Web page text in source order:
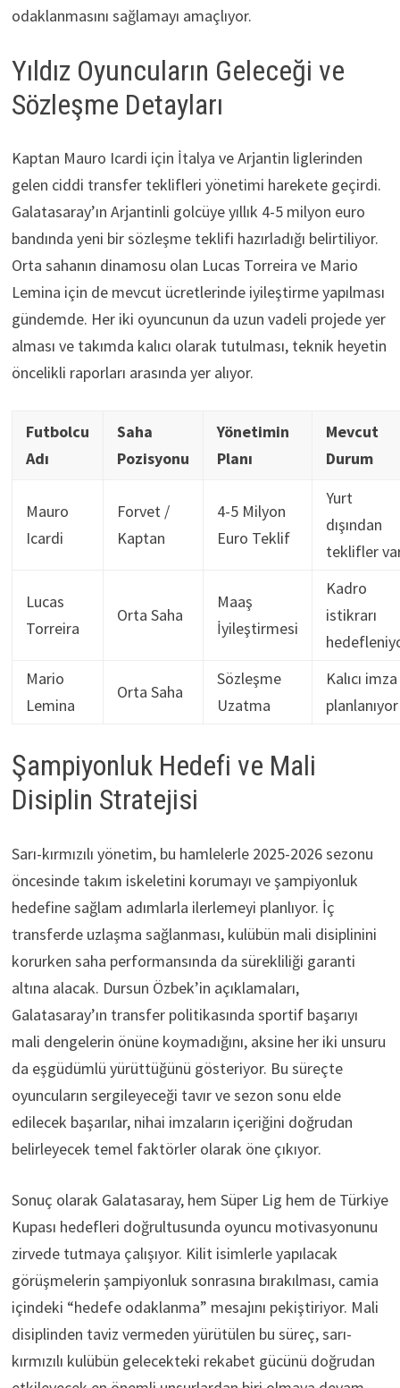
odaklanmasını sağlamayı amaçlıyor.
Yıldız Oyuncuların Geleceği ve
Sözleşme Detayları
Kaptan Mauro Icardi için İtalya ve Arjantin liglerinden
gelen ciddi transfer teklifleri yönetimi harekete geçirdi.
Galatasaray’ın Arjantinli golcüye yıllık 4-5 milyon euro
bandında yeni bir sözleşme teklifi hazırladığı belirtiliyor.
Orta sahanın dinamosu olan Lucas Torreira ve Mario
Lemina için de mevcut ücretlerinde iyileştirme yapılması
gündemde. Her iki oyuncunun da uzun vadeli projede yer
alması ve takımda kalıcı olarak tutulması, teknik heyetin
öncelikli raporları arasında yer alıyor.
Futbolcu
Adı
Saha
Pozisyonu
Yönetimin
Planı
Mevcut
Durum
Mauro
Icardi
Forvet /
Kaptan
4-5 Milyon
Euro Teklif
Yurt
dışından
teklifler
Lucas
Torreira
Orta Saha
Maaş
İyileştirmesi
Kadro
istikrarı
Mario
Lemina
Orta Saha
Sözleşme
Uzatma
Kalıcı imza
planlanıyor
Şampiyonluk Hedefi ve Mali
Disiplin Stratejisi
Sarı-kırmızılı yönetim, bu hamlelerle 2025-2026 sezonu
öncesinde takım iskeletini korumayı ve şampiyonluk
hedefine sağlam adımlarla ilerlemeyi planlıyor. İç
transferde uzlaşma sağlanması, kulübün mali disiplinini
korurken saha performansında da sürekliliği garanti
altına alacak. Dursun Özbek’in açıklamaları,
Galatasaray’ın transfer politikasında sportif başarıyı
mali dengelerin önüne koymadığını, aksine her iki unsuru
da eşgüdümlü yürüttüğünü gösteriyor. Bu süreçte
oyuncuların sergileyeceği tavır ve sezon sonu elde
edilecek başarılar, nihai imzaların içeriğini doğrudan
belirleyecek temel faktörler olarak öne çıkıyor.
Sonuç olarak Galatasaray, hem Süper Lig hem de Türkiye
Kupası hedefleri doğrultusunda oyuncu motivasyonunu
zirvede tutmaya çalışıyor. Kilit isimlerle yapılacak
görüşmelerin şampiyonluk sonrasına bırakılması, camia
içindeki “hedefe odaklanma” mesajını pekiştiriyor. Mali
disiplinden taviz vermeden yürütülen bu süreç, sarı-
kırmızılı kulübün gelecekteki rekabet gücünü doğrudan